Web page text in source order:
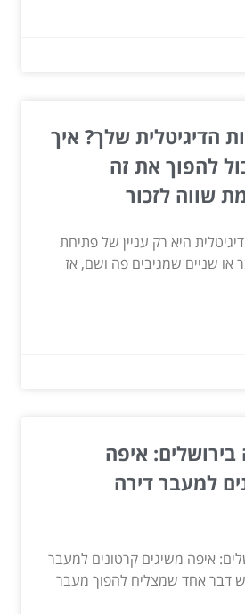
הדיגיטלית שלך? איך
להפוך את זה
שווה לזכור
היא רק עניין של פתיחת
או שניים שמגיבים פה ושם, אז
בירושלים: איפה
למעבר דירה
איפה משיגים קרטונים למעבר
דבר אחד שמצליח להפוך מעבר